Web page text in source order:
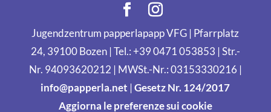
Jugendzentrum papperlapapp VFG | Pfarrplatz
24, 39100 Bozen | Tel.: +39 0471 053853 | Str.-
Nr. 94093620212 | MWSt.-Nr.: 03153330216 |
info@papperla.net |Gesetz Nr. 124/2017
Aggiorna le preferenze sui cookie